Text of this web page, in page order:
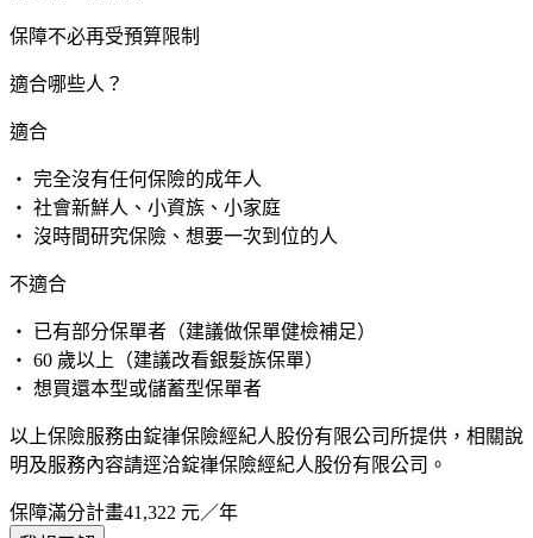
保障不必再受預算限制
適合哪些人？
適合
・ 完全沒有任何保險的成年人
・ 社會新鮮人、小資族、小家庭
・ 沒時間研究保險、想要一次到位的人
不適合
・ 已有部分保單者（建議做保單健檢補足）
・ 60 歲以上（建議改看銀髮族保單）
・ 想買還本型或儲蓄型保單者
以上保險服務由錠嵂保險經紀人股份有限公司所提供，相關說
明及服務內容請逕洽錠嵂保險經紀人股份有限公司。
保障滿分計畫41,322 元／年